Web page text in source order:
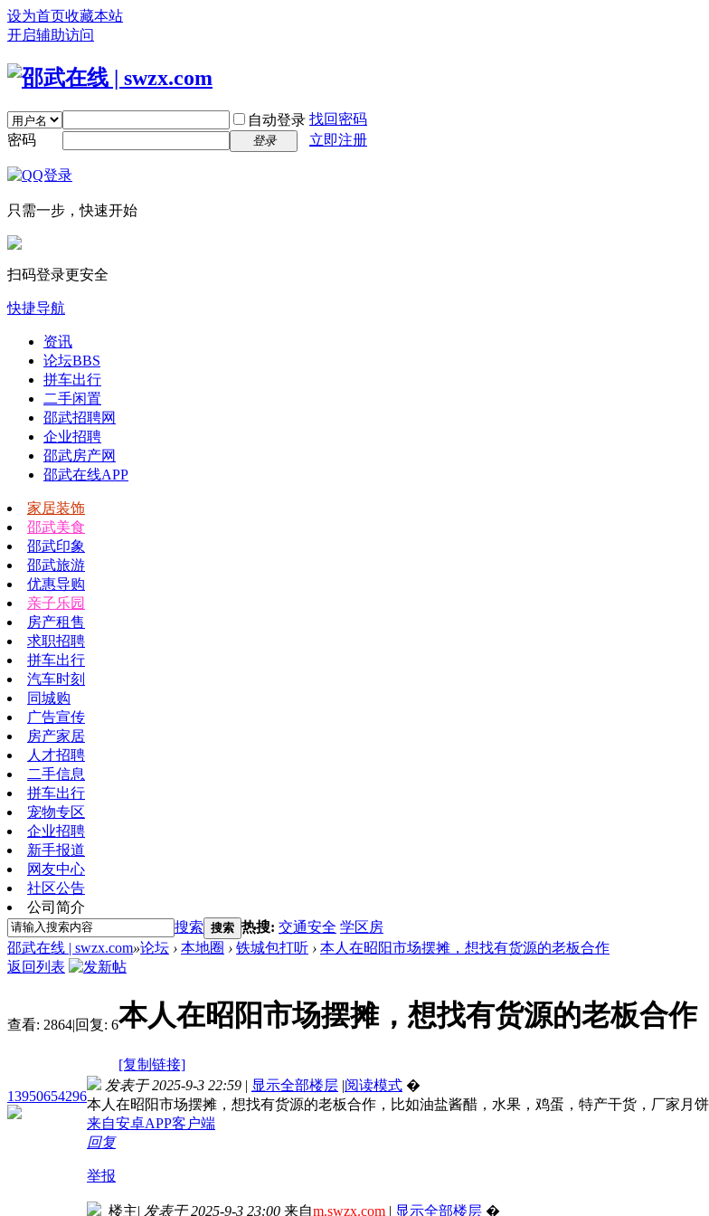
设为首页收藏本站
开启辅助访问
自动登录 找回密码
密码
登录 立即注册
只需一步，快速开始
扫码登录更安全
快捷导航
资讯
论坛BBS
拼车出行
二手闲置
邵武招聘网
企业招聘
邵武房产网
邵武在线APP
家居装饰
邵武美食
邵武印象
邵武旅游
优惠导购
亲子乐园
房产租售
求职招聘
拼车出行
汽车时刻
同城购
广告宣传
房产家居
人才招聘
二手信息
拼车出行
宠物专区
企业招聘
新手报道
网友中心
社区公告
公司简介
搜索 搜索 热搜: 交通安全 学区房
邵武在线 | swzx.com»论坛 › 本地圈 › 铁城包打听 › 本人在昭阳市场摆摊，想找有货源的老板合作
返回列表
查看: 2864|回复: 6本人在昭阳市场摆摊，想找有货源的老板合作
[复制链接]
13950654296
发表于 2025-9-3 22:59 | 显示全部楼层 |阅读模式 �
本人在昭阳市场摆摊，想找有货源的老板合作，比如油盐酱醋，水果，鸡蛋，特产干货，厂家月
来自安卓APP客户端
回复
举报
楼主| 发表于 2025-9-3 23:00 来自m.swzx.com | 显示全部楼层 �